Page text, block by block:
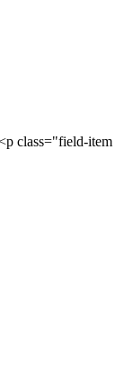
class="field-item